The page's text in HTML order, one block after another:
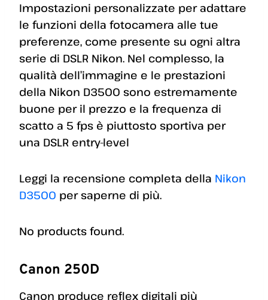
Impostazioni personalizzate per adattare
le funzioni della fotocamera alle tue
preferenze, come presente su ogni altra
serie di DSLR Nikon. Nel complesso, la
qualità dell’immagine e le prestazioni
della Nikon D3500 sono estremamente
buone per il prezzo e la frequenza di
scatto a 5 fps è piuttosto sportiva per
una DSLR entry-level
Leggi la recensione completa della Nikon
D3500 per saperne di più.
No products found.
Canon 250D
Canon produce reflex digitali più